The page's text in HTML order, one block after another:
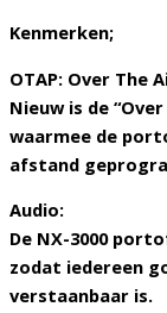
Kenmerken;
OTAP: Over The
Nieuw is de
waarmee de
afstand
Audio:
De NX-3000
zodat iedereen
verstaanbaar is.